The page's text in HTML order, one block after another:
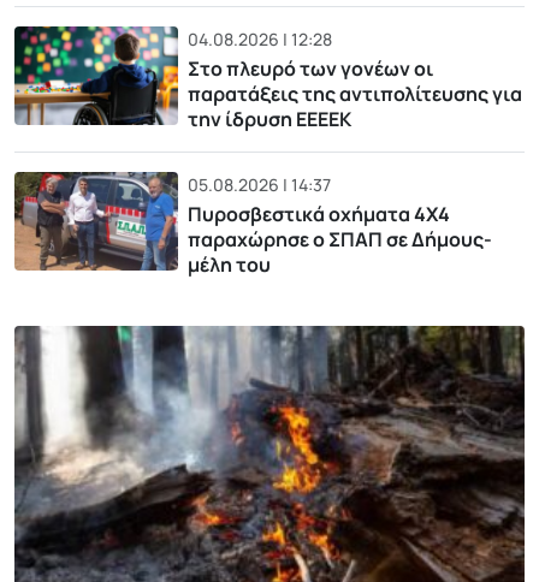
04.08.2026 | 12:28
Στο πλευρό των γονέων οι
παρατάξεις της αντιπολίτευσης για
την ίδρυση ΕΕΕΕΚ
05.08.2026 | 14:37
Πυροσβεστικά οχήματα 4Χ4
παραχώρησε ο ΣΠΑΠ σε Δήμους-
μέλη του